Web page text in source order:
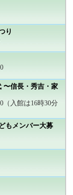
り
〜信長・秀吉・家
（入館は16時30分
もメンバー大募